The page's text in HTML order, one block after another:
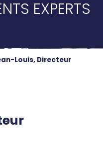
EXPERTS
Louis, Directeur